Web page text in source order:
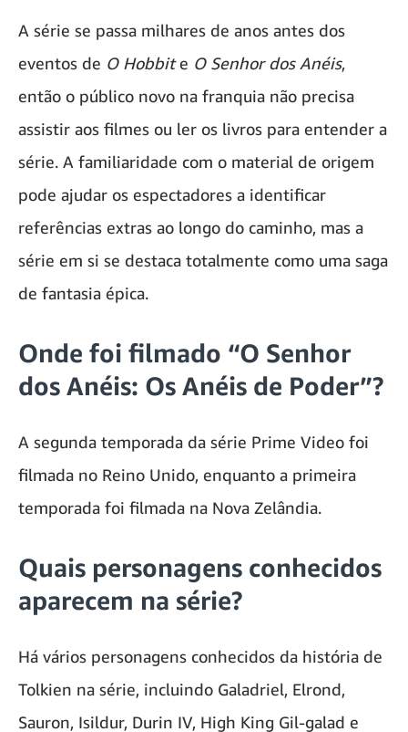
A série se passa milhares de anos antes dos
eventos de O Hobbite O Senhor dos Anéis,
então o público novo na franquia não precisa
assistir aos filmes ou ler os livros para entender a
série. A familiaridade com o material de origem
pode ajudar os espectadores a identificar
referências extras ao longo do caminho, mas a
série em si se destaca totalmente como uma saga
de fantasia épica.
Onde foi filmado “O Senhor
dos Anéis: Os Anéis de Poder”?
A segunda temporada da série Prime Video foi
filmada no Reino Unido, enquanto a primeira
temporada foi filmada na Nova Zelândia.
Quais personagens conhecidos
aparecem na série?
Há vários personagens conhecidos da história de
Tolkien na série, incluindo Galadriel, Elrond,
Sauron, Isildur, Durin IV, High King Gil-galad e